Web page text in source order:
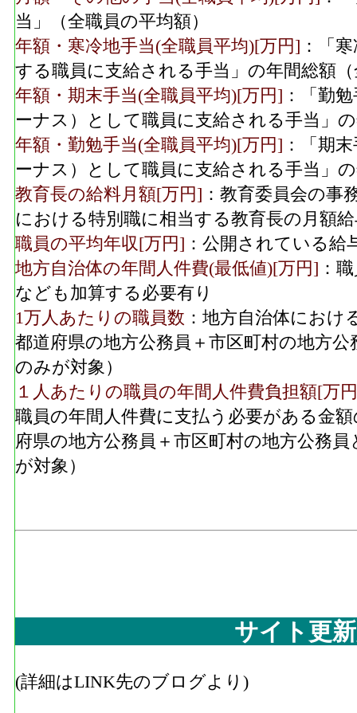
当」（全職員の平均額）
年額・寒冷地手当(全職員平均)[万円] ：「
する職員に支給される手当」の年間総額
年額・期末手当(全職員平均)[万円] ：「勤
ーナス）として職員に支給される手当」
年額・勤勉手当(全職員平均)[万円] ：「期
ーナス）として職員に支給される手当」
教育長の給料月額[万円] ：教育委員会の事
における特別職に相当する教育長の月額
職員の平均年収[万円] ：公開されている
地方自治体の年間人件費(最低値)[万円] ：
なども加算する必要有り
1万人あたりの職員数 ：地方自治体におけ
都道府県の地方公務員＋市区町村の地方
のみが対象）
１人あたりの職員の年間人件費負担額[万
職員の年間人件費に支払う必要がある金
府県の地方公務員＋市区町村の地方公務
が対象）
サイト更
(詳細はLINK先のブログより)